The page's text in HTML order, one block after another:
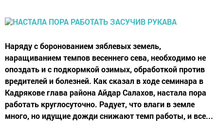
Наряду с боронованием зяблевых земель,
наращиванием темпов весеннего сева, необходимо не
опоздать и с подкормкой озимых, обработкой против
вредителей и болезней. Как сказал в ходе семинара в
Кадрякове глава района Айдар Салахов, настала пора
работать круглосуточно. Радует, что влаги в земле
много, но идущие дожди снижают темп работы, и все...